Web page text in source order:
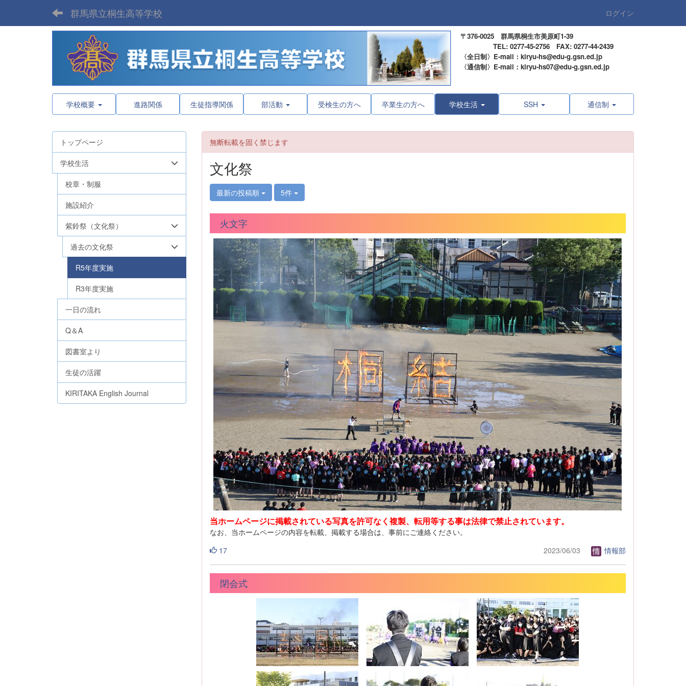
群馬県立桐生高等学校 ログイン
〒376-0025 群馬県桐生市美原町1-39
TEL: 0277-45-2756 FAX: 0277-44-2439
〈全日制〉E-mail：kiryu-hs@edu-g.gsn.ed.jp
〈通信制〉E-mail：kiryu-hs07@edu-g.gsn.ed.jp
学校概要 進路関係 生徒指導関係 部活動 受検生の方へ 卒業生の方へ 学校生活 SSH 通信制
無断転載を固く禁じます
文化祭
最新の投稿順 5件
火文字
当ホームページに掲載されている写真を許可なく複製、転用等する事は法律で禁止されています。
なお、当ホームページの内容を転載、掲載する場合は、事前にご連絡ください。
17
2023/06/03 情報部
閉会式
トップページ
学校生活
校章・制服
施設紹介
紫鈴祭（文化祭）
過去の文化祭
R5年度実施
R3年度実施
一日の流れ
Q＆A
図書室より
生徒の活躍
KIRITAKA English Journal